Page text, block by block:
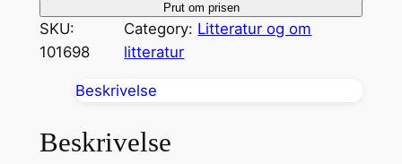
r
y
s
l
h
Prut om prisen
SKU:
101698
Category: Litteratur og om
litteratur
Beskrivelse
Beskrivelse